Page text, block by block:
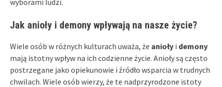
Jak anioły i demony wpływają na nasze życie?
Wiele osób w różnych kulturach uważa, że anioły i demony
mają istotny wpływ na ich codzienne życie. Anioły są często
postrzegane jako opiekunowie i źródło wsparcia w trudnych
chwilach. Wiele osób wierzy, że te nadprzyrodzone istoty